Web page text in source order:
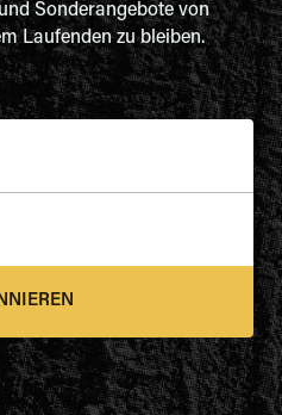
Sonderangebote von
Laufenden zu bleiben.